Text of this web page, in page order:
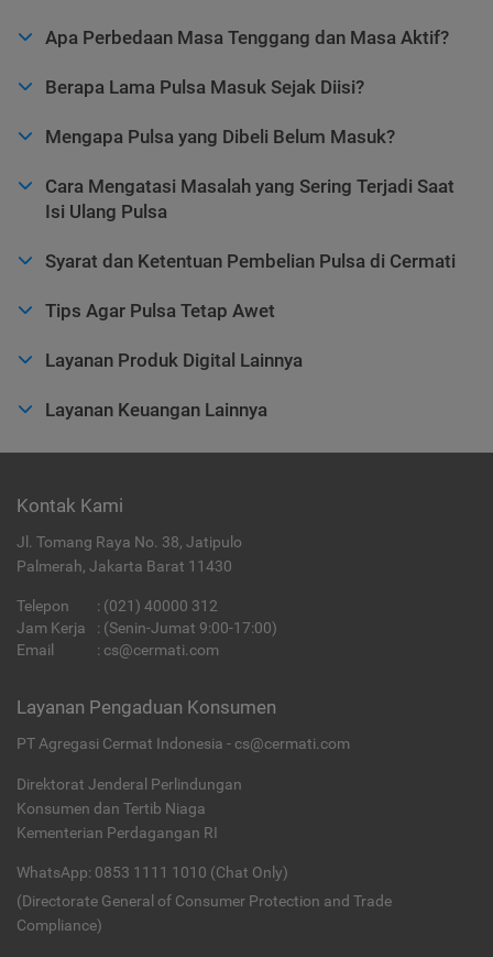
Apa Perbedaan Masa Tenggang dan Masa Aktif?
Berapa Lama Pulsa Masuk Sejak Diisi?
Mengapa Pulsa yang Dibeli Belum Masuk?
Cara Mengatasi Masalah yang Sering Terjadi Saat
Isi Ulang Pulsa
Syarat dan Ketentuan Pembelian Pulsa di Cermati
Tips Agar Pulsa Tetap Awet
Layanan Produk Digital Lainnya
Layanan Keuangan Lainnya
Kontak Kami
Jl. Tomang Raya No. 38, Jatipulo
Palmerah, Jakarta Barat 11430
Telepon : (021) 40000 312
Jam Kerja
: (Senin-Jumat 9:00-17:00)
Email
: cs@cermati.com
Layanan Pengaduan Konsumen
PT Agregasi Cermat Indonesia - cs@cermati.com
Direktorat Jenderal Perlindungan
Konsumen dan Tertib Niaga
Kementerian Perdagangan RI
WhatsApp: 0853 1111 1010 (Chat Only)
(Directorate General of Consumer Protection and Trade
Compliance)